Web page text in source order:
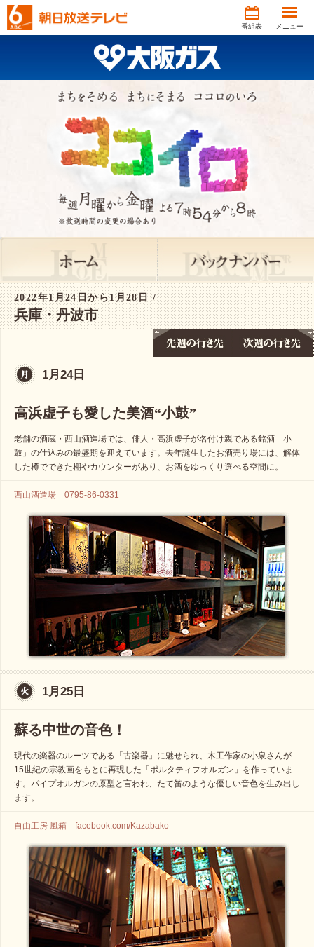
番組表 メニュー
2022年1月24日から1月28日 /
兵庫・丹波市
1月24日
高浜虚子も愛した美酒“小鼓”
老舗の酒蔵・西山酒造場では、俳人・高浜虚子が名付け親である銘酒「小
鼓」の仕込みの最盛期を迎えています。去年誕生したお酒売り場には、解体
した樽でできた棚やカウンターがあり、お酒をゆっくり選べる空間に。
西山酒造場 0795-86-0331
1月25日
蘇る中世の音色！
現代の楽器のルーツである「古楽器」に魅せられ、木工作家の小泉さんが
15世紀の宗教画をもとに再現した「ポルタティフオルガン」を作っていま
す。パイプオルガンの原型と言われ、たて笛のような優しい音色を生み出し
ます。
自由工房 風箱 facebook.com/Kazabako